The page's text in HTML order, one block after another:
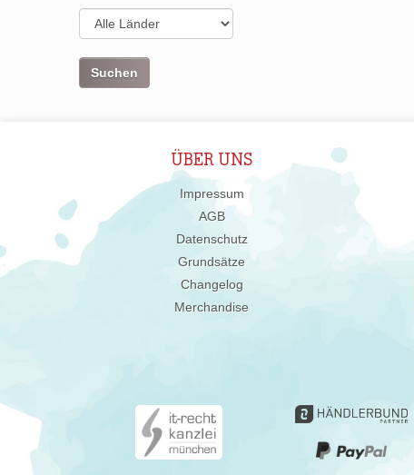
ÜBER UNS
Impressum
AGB
Datenschutz
Grundsätze
Changelog
Merchandise